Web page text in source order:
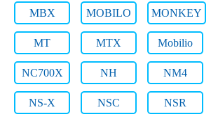
MBX MOBILO MONKEY
MT MTX Mobilio
NC700X NH NM4
NS-X NSC NSR